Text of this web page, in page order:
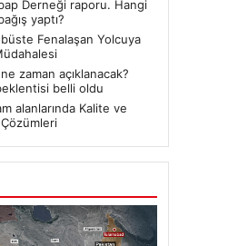
Derneği raporu. Hangi
yaptı?
Fenalaşan Yolcuya
zaman açıklanacak?
belli oldu
alanlarında Kalite ve